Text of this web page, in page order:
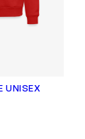
UNISEX